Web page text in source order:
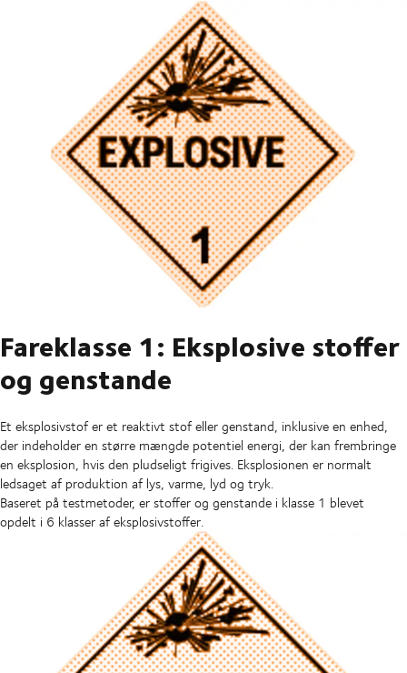
Fareklasse 1: Eksplosive stoffer
og genstande
Et eksplosivstof er et reaktivt stof eller genstand, inklusive en enhed,
der indeholder en større mængde potentiel energi, der kan frembringe
en eksplosion, hvis den pludseligt frigives. Eksplosionen er normalt
ledsaget af produktion af lys, varme, lyd og tryk.
Baseret på testmetoder, er stoffer og genstande i klasse 1 blevet
opdelt i 6 klasser af eksplosivstoffer.